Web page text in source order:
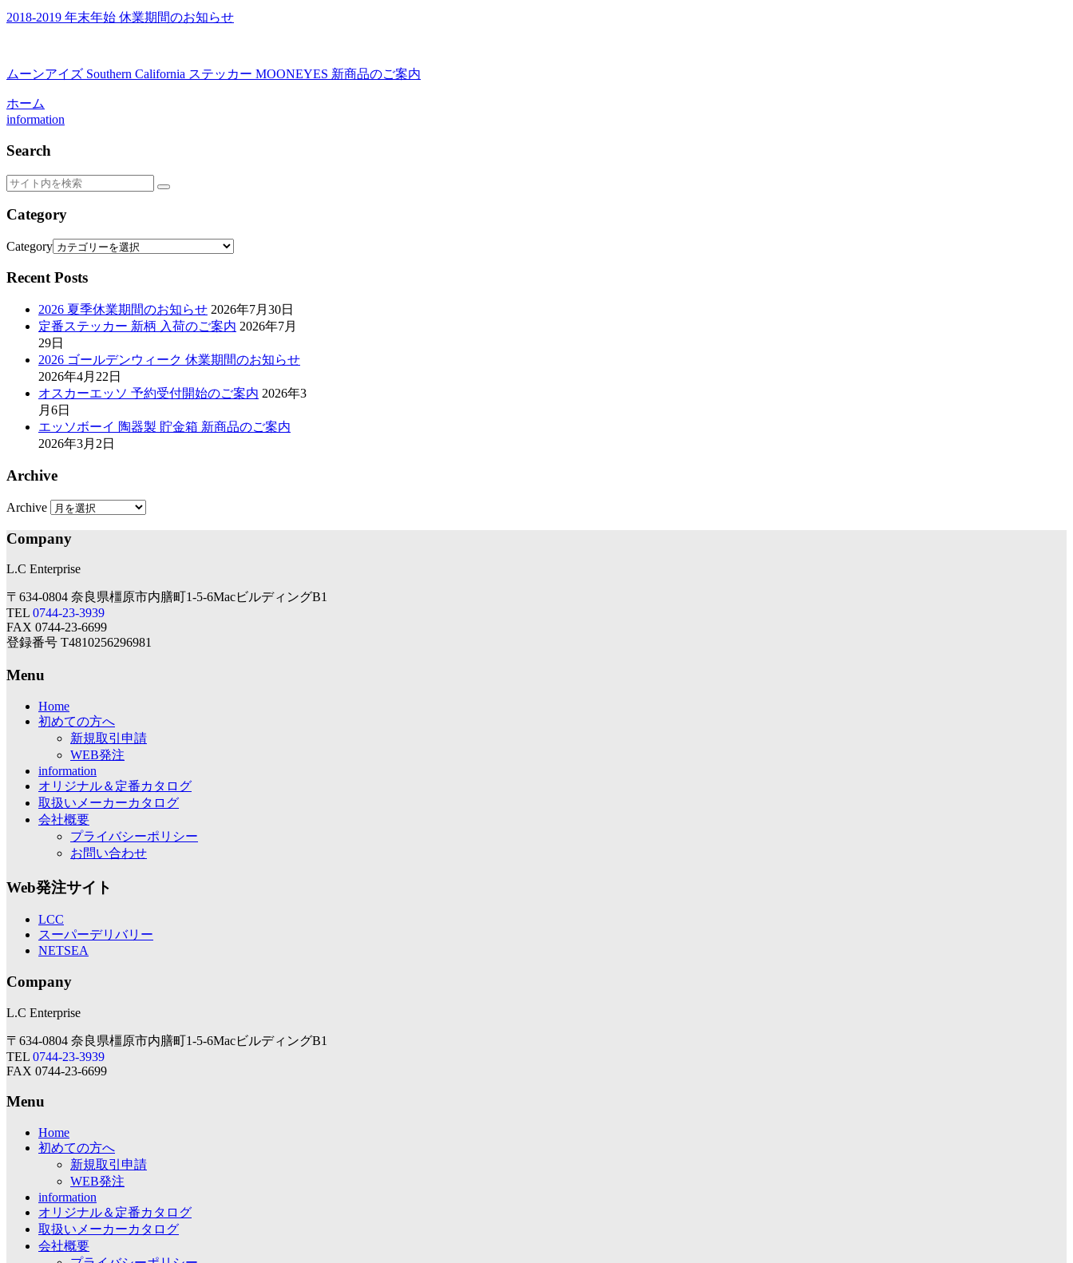
2018-2019 年末年始 休業期間のお知らせ
ムーンアイズ Southern California ステッカー MOONEYES 新商品のご案内
ホーム
information
Search
Category
Category
Recent Posts
2026 夏季休業期間のお知らせ 2026年7月30日
定番ステッカー 新柄 入荷のご案内 2026年7月
29日
2026 ゴールデンウィーク 休業期間のお知らせ
2026年4月22日
オスカーエッソ 予約受付開始のご案内 2026年3
月6日
エッソボーイ 陶器製 貯金箱 新商品のご案内
2026年3月2日
Archive
Archive
Company
L.C Enterprise
〒634-0804 奈良県橿原市内膳町1-5-6MacビルディングB1
TEL 0744-23-3939
FAX 0744-23-6699
登録番号 T4810256296981
Menu
Home
初めての方へ
新規取引申請
WEB発注
information
オリジナル＆定番カタログ
取扱いメーカーカタログ
会社概要
プライバシーポリシー
お問い合わせ
Web発注サイト
LCC
スーパーデリバリー
NETSEA
Company
L.C Enterprise
〒634-0804 奈良県橿原市内膳町1-5-6MacビルディングB1
TEL 0744-23-3939
FAX 0744-23-6699
Menu
Home
初めての方へ
新規取引申請
WEB発注
information
オリジナル＆定番カタログ
取扱いメーカーカタログ
会社概要